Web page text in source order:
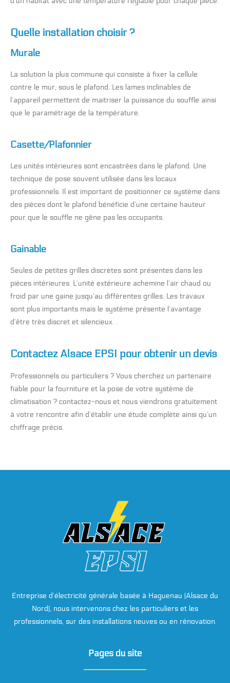
Quelle installation choisir ?
Murale
La solution la plus commune qui consiste à fixer la cellule
contre le mur, sous le plafond. Les lames inclinables de
l’appareil permettent de maitriser la puissance du souffle ainsi
que le paramétrage de la température.
Casette/Plafonnier
Les unités intérieures sont encastrées dans le plafond. Une
technique de pose souvent utilisée dans les locaux
professionnels. Il est important de positionner ce système dans
des pièces dont le plafond bénéficie d’une certaine hauteur
pour que le souffle ne gêne pas les occupants.
Gainable
Seules de petites grilles discrètes sont présentes dans les
pièces intérieures. L’unité extérieure achemine l’air chaud ou
froid par une gaine jusqu’au différentes grilles. Les travaux
sont plus importants mais le système présente l’avantage
d’être très discret et silencieux. .
Contactez Alsace EPSI pour obtenir un devis
Professionnels ou particuliers ? Vous cherchez un partenaire
fiable pour la fourniture et la pose de votre système de
climatisation ? contactez-nous et nous viendrons gratuitement
à votre rencontre afin d’établir une étude complète ainsi qu’un
chiffrage précis.
Entreprise d’électricité générale basée à Haguenau (Alsace du
Nord), nous intervenons chez les particuliers et les
professionnels, sur des installations neuves ou en rénovation.
Pages du site